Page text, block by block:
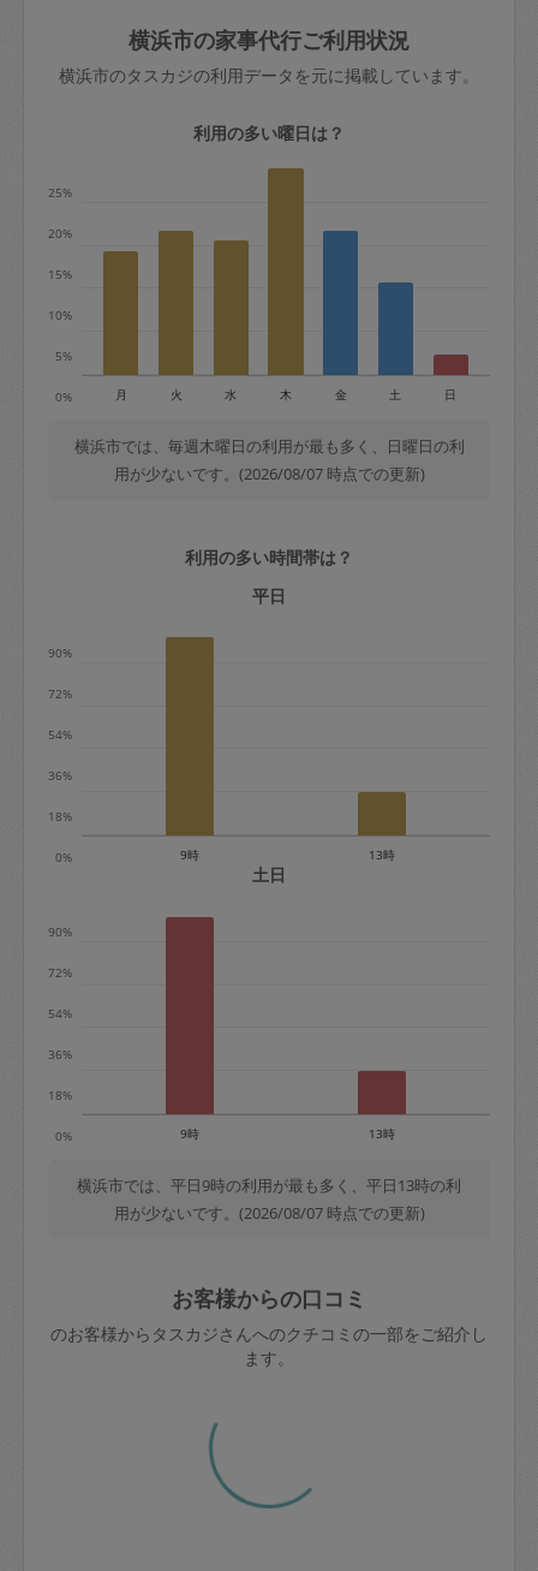
依頼者不在による当日キャンセル＝依頼
金額の100%＋交通費全額
※例：依頼日時／土曜日午前9時開始の場
50%
金曜日9時～土曜日8時まで＝依頼金額の
＋交通費全額
依頼者不在による当日キャンセル＝依頼
金額の100%＋交通費全額
定期契約をキャンセルする場合、毎週定
期は月2回まで隔週定期は月1回までキャ
※キャンセル料金の設定について：
きた場合は損害保険の対象外となるので
ご注意ください。
玉、など
あわせてこちらも参照ください：初めて
はありますか？
横浜市の家事代行ご利用状況
横浜市のタスカジの利用データを元に掲載しています。
利用の多い曜日は？
0%
5%
10%
15%
20%
25%
月 火 水 木 金 土 日
横浜市では、毎週木曜日の利用が最も多く、日曜日の利
用が少ないです。(2026/08/07 時点での更新)
利用の多い時間帯は？
平日
0%
18%
36%
54%
72%
90%
9時 13時
土日
0%
18%
36%
54%
72%
90%
9時 13時
横浜市では、平日9時の利用が最も多く、平日13時の利
用が少ないです。(2026/08/07 時点での更新)
お客様からの口コミ
のお客様からタスカジさんへのクチコミの一部をご紹介し
ます。